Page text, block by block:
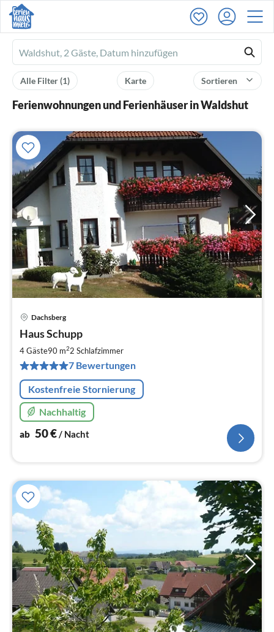
Ferienhausmiete
logo
Sortieren
Karte
Alle Filter(1)
Ferienwohnungen und Ferienhäuser in Waldshut
Dachsberg
Haus Schupp
4 Gäste90 m22 Schlafzimmer
7 Bewertungen
Kostenfreie Stornierung
Nachhaltig
ab 50€/ Nacht